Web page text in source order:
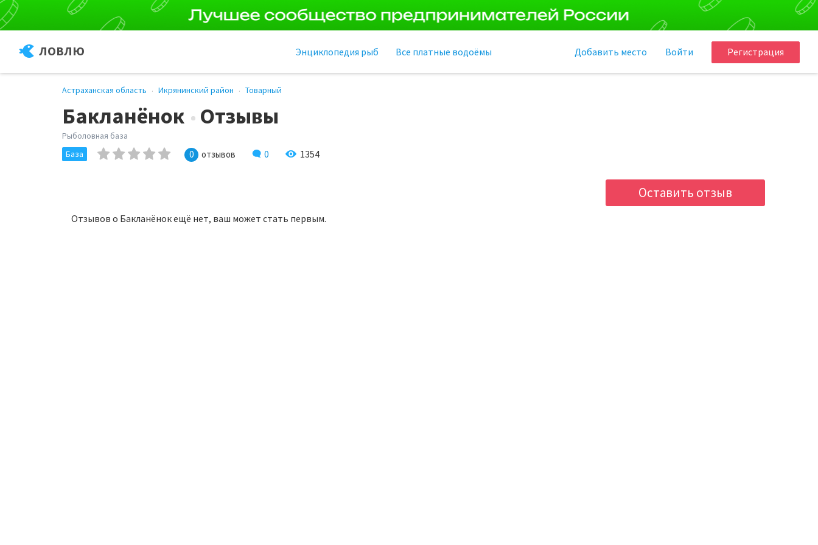
ЛОВЛЮ Регистрация
Войти
Добавить место
Энциклопедия рыб Все платные водоёмы
Астраханская область Икрянинский район Товарный
Бакланёнок Отзывы
Рыболовная база
База
0 отзывов 0 1354
Отзывов о Бакланёнок ещё нет, ваш может стать первым.
Оставить отзыв